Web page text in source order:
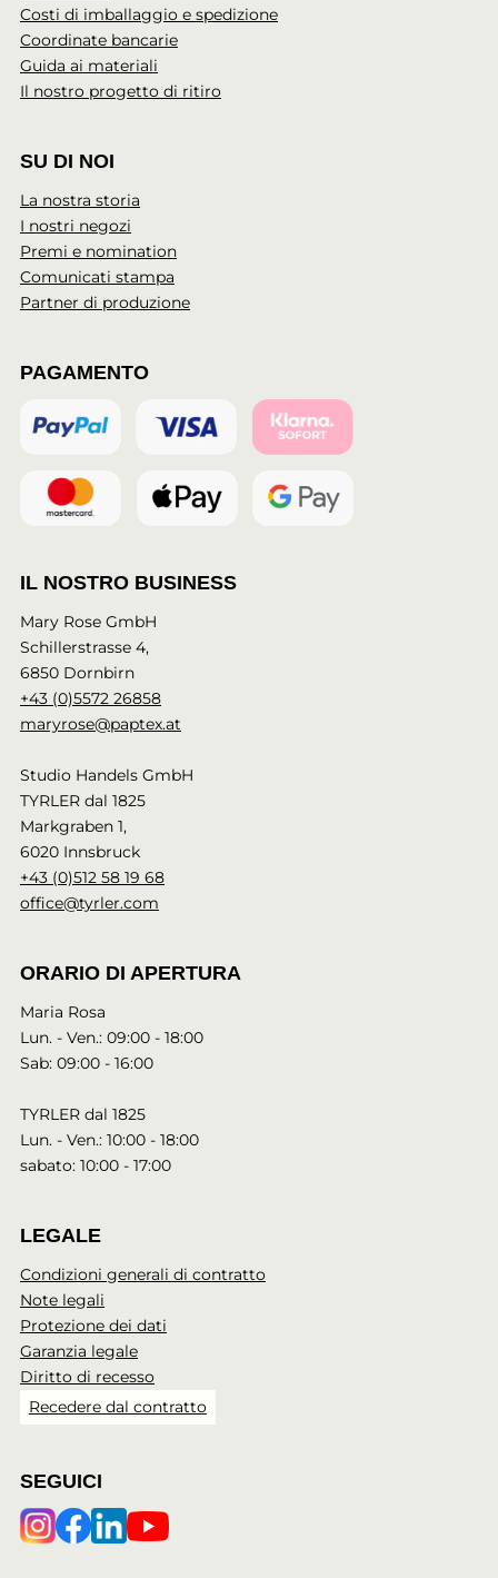
Costi di imballaggio e spedizione
Coordinate bancarie
Guida ai materiali
Il nostro progetto di ritiro
SU DI NOI
La nostra storia
I nostri negozi
Premi e nomination
Comunicati stampa
Partner di produzione
PAGAMENTO
IL NOSTRO BUSINESS
Mary Rose GmbH
Schillerstrasse 4,
6850 Dornbirn
+43 (0)5572 26858
maryrose@paptex.at
Studio Handels GmbH
TYRLER dal 1825
Markgraben 1,
6020 Innsbruck
+43 (0)512 58 19 68
office@tyrler.com
ORARIO DI APERTURA
Maria Rosa
Lun. - Ven.: 09:00 - 18:00
Sab: 09:00 - 16:00
TYRLER dal 1825
Lun. - Ven.: 10:00 - 18:00
sabato: 10:00 - 17:00
LEGALE
Condizioni generali di contratto
Note legali
Protezione dei dati
Garanzia legale
Diritto di recesso
Recedere dal contratto
SEGUICI